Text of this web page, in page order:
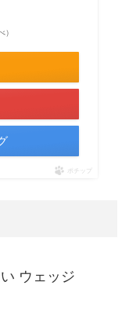
ポチップ
ウェッジ